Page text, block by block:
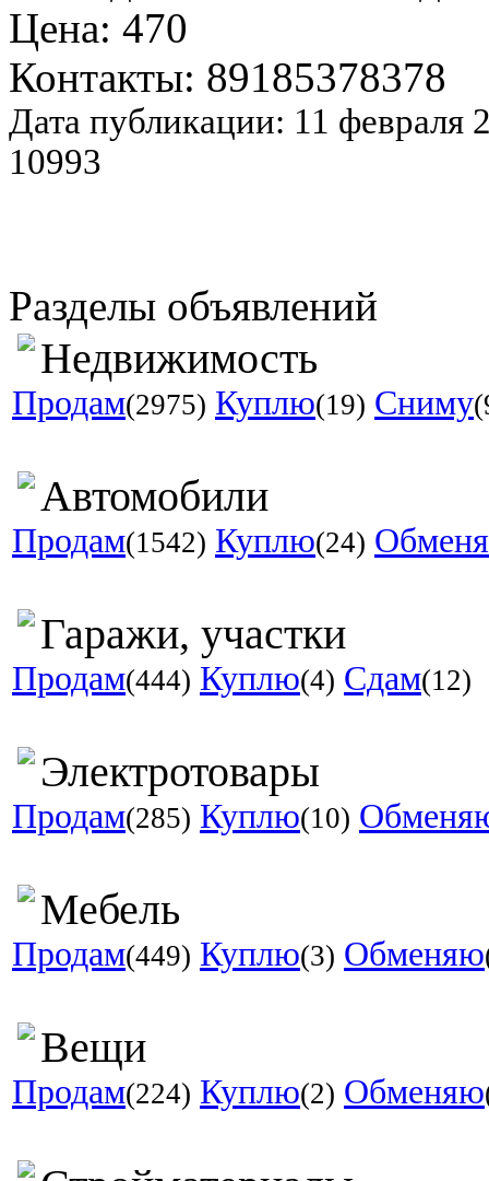
Цена: 470
Контакты: 89185378378
Дата публикации: 11 февраля
10993
Разделы объявлений
Недвижимость
Продам(2975) Куплю(19) Сниму
Автомобили
Продам(1542) Куплю(24)
Гаражи, участки
Продам(444) Куплю(4) Сдам(12)
Электротовары
Продам(285) Куплю(10)
Мебель
Продам(449) Куплю(3) Обменяю
Вещи
Продам(224) Куплю(2) Обменяю